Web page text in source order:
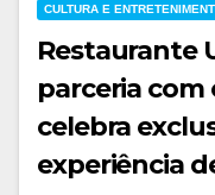
CULTURA E
Restaurante
parceria com
celebra
experiência